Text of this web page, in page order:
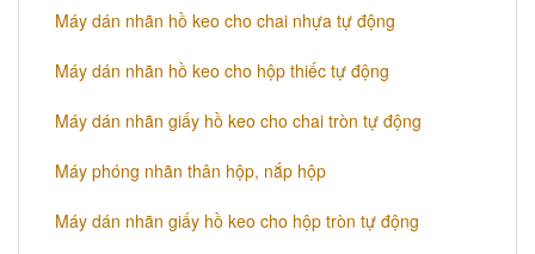
Máy dán nhãn hồ keo cho chai nhựa tự động
Máy dán nhãn hồ keo cho hộp thiếc tự động
Máy dán nhãn giấy hồ keo cho chai tròn tự động
Máy phóng nhãn thân hộp, nắp hộp
Máy dán nhãn giấy hồ keo cho hộp tròn tự động